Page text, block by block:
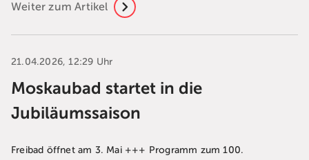
Weiter zum Artikel
21.04.2026, 12:29 Uhr
Moskaubad startet in die
Jubiläumssaison
Freibad öffnet am 3. Mai +++ Programm zum 100.